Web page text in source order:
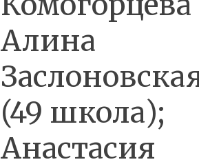
Алина
(49 школа);
Анастасия